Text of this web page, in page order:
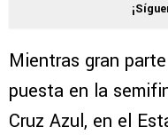
Mientras gran
puesta en la
Cruz Azul, en el